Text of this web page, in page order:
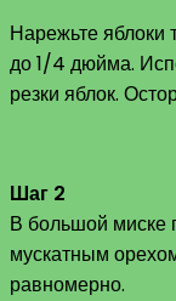
Нарежьте яблоки
до 1/4 дюйма.
резки яблок.
Шаг 2
В большой миске
мускатным
равномерно.